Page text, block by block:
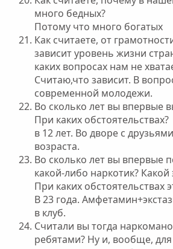
много бедных?
Потому что много богатых
Как считаете, от
зависит уровень жизни
каких вопросах нам не
Считаю,что зависит. В
современной молодежи.
Во сколько лет вы впервые
При каких обстоятельствах?
в 12 лет. Во дворе с
возраста.
Во сколько лет вы впервые
какой-либо наркотик?
При каких обстоятельствах
В 23 года.
в клуб.
Считали вы тогда
ребятами? Ну и, вообще, для